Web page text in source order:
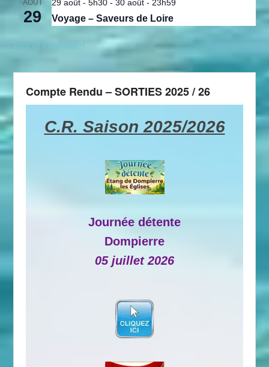
AOÛT
29
29 août - 5h30 -30 août - 23h59
Voyage – Saveurs de Loire
Voir le calendrier
Compte Rendu – SORTIES 2025 / 26
C.R. Saison 2025/2026
Journée détente
Dompierre
05 juillet 2026